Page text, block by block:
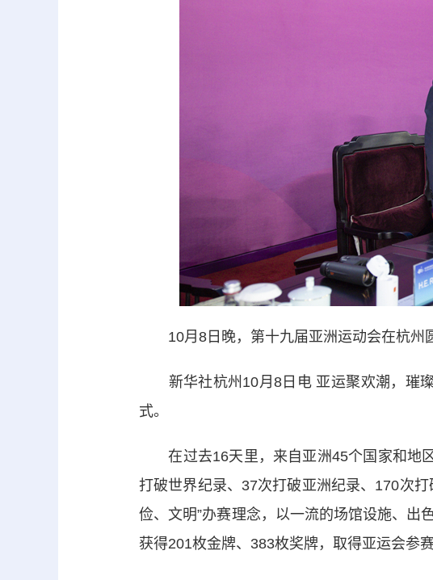
10月8日晚，第十九届亚洲运动会在杭州
新华社杭州10月8日电 亚运聚欢潮，璀璨
式。
在过去16天里，来自亚洲45个国家和地区
打破世界纪录、37次打破亚洲纪录、170次
俭、文明”办赛理念，以一流的场馆设施、出
获得201枚金牌、383枚奖牌，取得亚运会参